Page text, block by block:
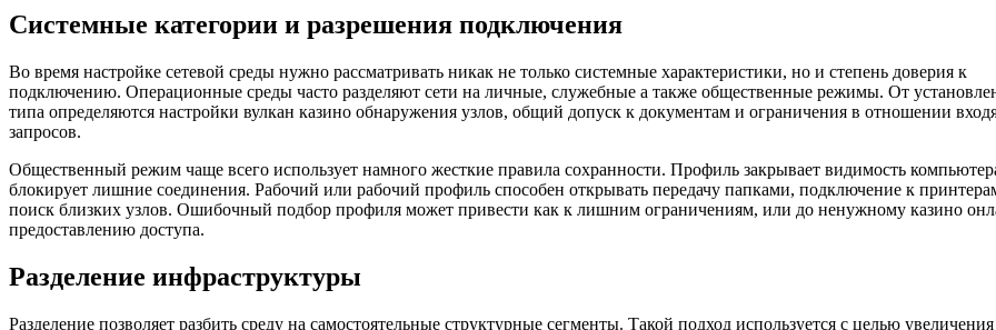
Системные категории и разрешения подключения
Во время настройке сетевой среды нужно рассматривать никак не только системные характеристики, но и степень доверия к
подключению. Операционные среды часто разделяют сети на личные, служебные а также общественные режимы. От
типа определяются настройки вулкан казино обнаружения узлов, общий допуск к документам и ограничения в отношении
запросов.
Общественный режим чаще всего использует намного жесткие правила сохранности. Профиль закрывает видимость
блокирует лишние соединения. Рабочий или рабочий профиль способен открывать передачу папками, подключение к
поиск близких узлов. Ошибочный подбор профиля может привести как к лишним ограничениям, или до ненужному казино
предоставлению доступа.
Разделение инфраструктуры
Разделение позволяет разбить среду на самостоятельные структурные сегменты. Такой подход используется с целью увеличения